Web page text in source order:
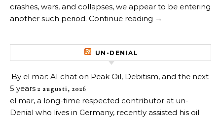
crashes, wars, and collapses, we appear to be entering
another such period. Continue reading →
UN-DENIAL
By el mar: AI chat on Peak Oil, Debitism, and the next
5 years 2 augusti, 2026
el mar, a long-time respected contributor at un-
Denial who lives in Germany, recently assisted his oil